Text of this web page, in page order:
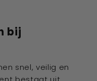
bij
snel, veilig en